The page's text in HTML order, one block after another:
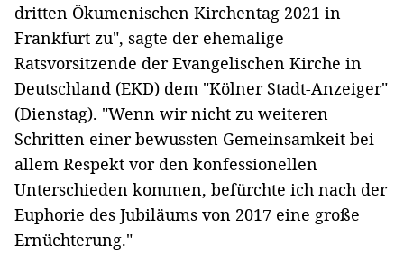
dritten Ökumenischen Kirchentag 2021 in
Frankfurt zu", sagte der ehemalige
Ratsvorsitzende der Evangelischen Kirche in
Deutschland (EKD) dem "Kölner Stadt-Anzeiger"
(Dienstag). "Wenn wir nicht zu weiteren
Schritten einer bewussten Gemeinsamkeit bei
allem Respekt vor den konfessionellen
Unterschieden kommen, befürchte ich nach der
Euphorie des Jubiläums von 2017 eine große
Ernüchterung."